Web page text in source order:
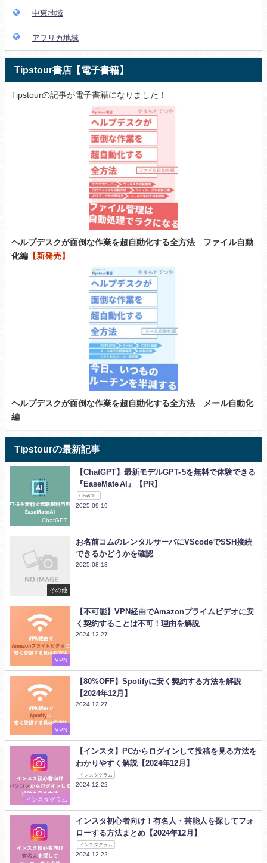
中東地域
アフリカ地域
Tipstour書店【電子書籍】
Tipstourの記事が電子書籍になりました！
ヘルプデスクが面倒な作業を超自動化する全方法 ファイル自動
化編 【新発売】
ヘルプデスクが面倒な作業を超自動化する全方法 メール自動化
編
Tipstourの最新記事
ChatGPT
【ChatGPT】最新モデルGPT- 5を無料で体験できる
『EaseMate AI』【PR】
ChatGPT
2025.09.19
その他
お名前コムのレンタルサーバにVScodeでSSH接続
できるかどうかを確認
2025.08.13
VPN
【不可能】VPN経由でAmazonプライムビデオに安
く契約することは不可！理由を解説
2024.12.27
VPN
【80%OFF】Spotifyに安く契約する方法を解説
【2024年12月】
2024.12.27
インスタグラム
【インスタ】PCからログインして投稿を見る方法を
わかりやすく解説【2024年12月】
インスタグラム
2024.12.22
インスタ初心者向け！有名人・芸能人を探してフォ
ローする方法まとめ【2024年12月】
インスタグラム
2024.12.22